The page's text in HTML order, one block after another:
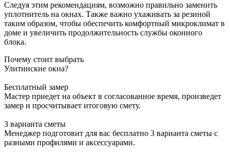
Следуя этим рекомендациям, возможно правильно заменить
уплотнитель на окнах. Также важно ухаживать за резиной
таким образом, чтобы обеспечить комфортный микроклимат в
доме и увеличить продолжительность службы оконного
блока.
Почему стоит выбрать
Улитинские окна?
Бесплатный замер
Мастер приедет на объект в согласованное время, произведет
замер и просчитывает итоговую смету.
3 варианта сметы
Менеджер подготовит для вас бесплатно 3 варианта сметы с
разными профилями и аксессуарами.